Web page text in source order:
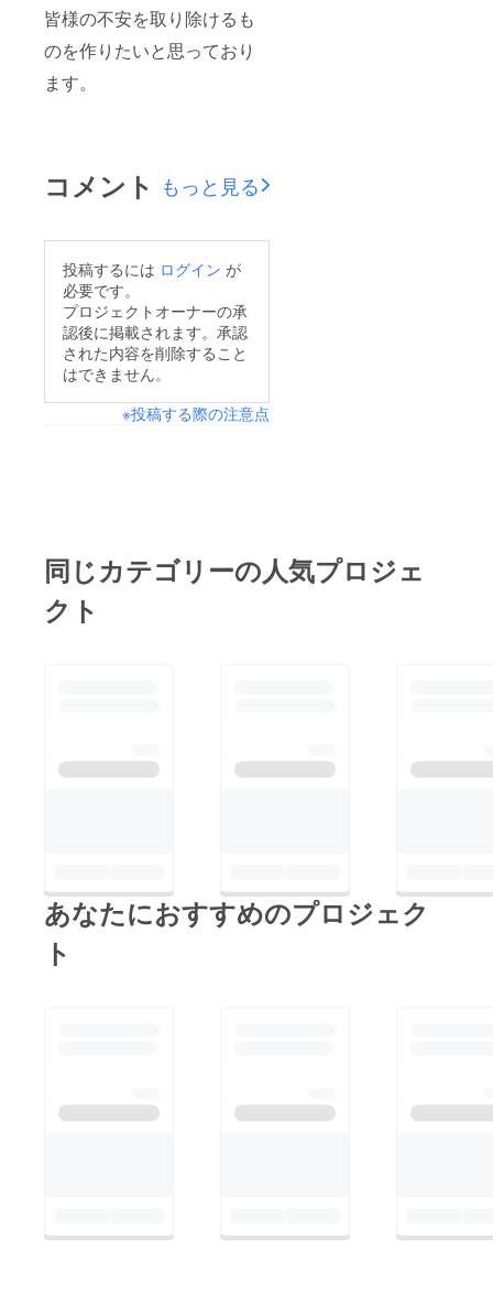
皆様の不安を取り除けるも
のを作りたいと思っており
ます。
コメント もっと見る
投稿するには ログイン が
必要です。
プロジェクトオーナーの承
認後に掲載されます。承認
された内容を削除すること
はできません。
※投稿する際の注意点
同じカテゴリーの人気プロジェ
クト
あなたにおすすめのプロジェク
ト